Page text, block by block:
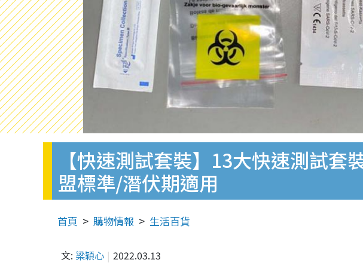
【快速測試套裝】13大快速測試
盟標準/潛伏期適用
首頁 購物情報 生活百貨
文: 梁穎心 2022.03.13